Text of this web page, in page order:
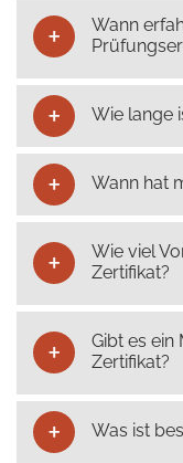
Wann
Wie lange
Wann hat
Wie viel
Zertifikat?
Gibt es ein
Zertifikat?
Was ist